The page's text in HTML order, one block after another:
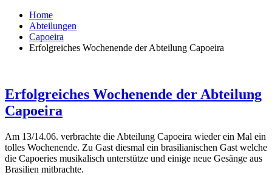
Home
Abteilungen
Capoeira
Erfolgreiches Wochenende der Abteilung Capoeira
Erfolgreiches Wochenende der Abteilung
Capoeira
Am 13/14.06. verbrachte die Abteilung Capoeira wieder ein Mal ein
tolles Wochenende. Zu Gast diesmal ein brasilianischen Gast welche
die Capoeries musikalisch unterstütze und einige neue Gesänge aus
Brasilien mitbrachte.